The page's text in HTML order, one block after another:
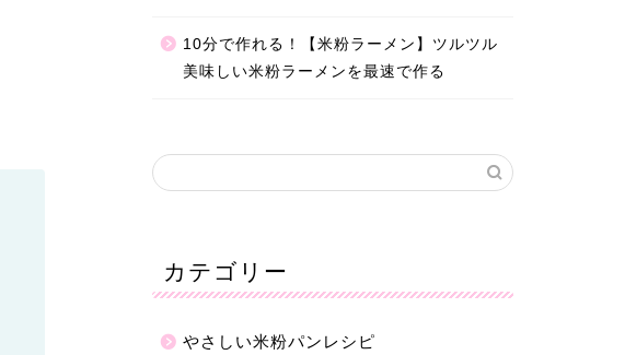
10分で作れる！【米粉ラーメン】ツルツル
美味しい米粉ラーメンを最速で作る
カテゴリー
やさしい米粉パンレシピ